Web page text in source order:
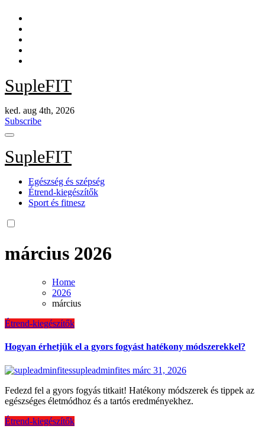
Skip
content
SupleFIT
ked. aug 4th, 2026
Subscribe
SupleFIT
Egészség és szépség
Étrend-kiegészítők
Sport és fitnesz
március 2026
Home
2026
március
Étrend-kiegészítők
Hogyan érhetjük el a gyors fogyást hatékony módszerekkel?
supleadminfites márc 31, 2026
Fedezd fel a gyors fogyás titkait! Hatékony módszerek és tippek az
egészséges életmódhoz és a tartós eredményekhez.
Étrend-kiegészítők